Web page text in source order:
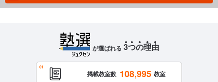
が選ばれる 3つの理由
掲載教室数 108,995 教室